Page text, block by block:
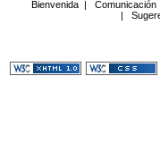
Bienvenida | Comunicación
|